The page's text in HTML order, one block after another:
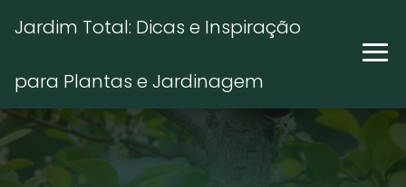
Jardim Total: Dicas e Inspiração
para Plantas e Jardinagem